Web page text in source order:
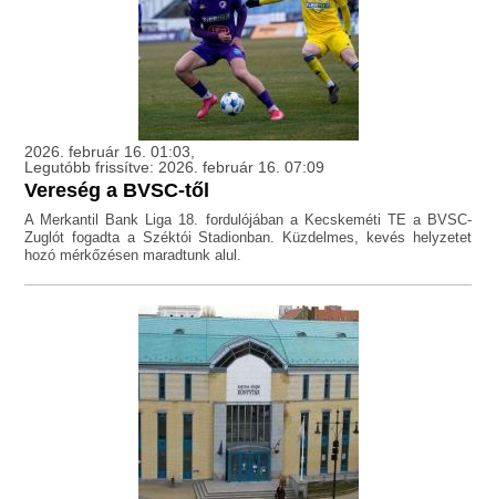
2026. február 16. 01:03,
Legutóbb frissítve: 2026. február 16. 07:09
Vereség a BVSC-től
A Merkantil Bank Liga 18. fordulójában a Kecskeméti TE a BVSC-
Zuglót fogadta a Széktói Stadionban. Küzdelmes, kevés helyzetet
hozó mérkőzésen maradtunk alul.